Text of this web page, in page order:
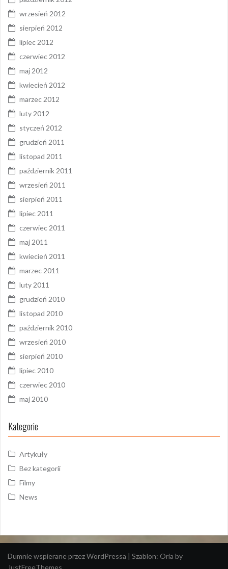
wrzesień 2012
sierpień 2012
lipiec 2012
czerwiec 2012
maj 2012
kwiecień 2012
marzec 2012
luty 2012
styczeń 2012
grudzień 2011
listopad 2011
październik 2011
wrzesień 2011
sierpień 2011
lipiec 2011
czerwiec 2011
maj 2011
kwiecień 2011
marzec 2011
luty 2011
grudzień 2010
listopad 2010
październik 2010
wrzesień 2010
sierpień 2010
lipiec 2010
czerwiec 2010
maj 2010
Kategorie
Artykuły
Bez kategorii
Filmy
News
Dumnie wspierane przez WordPressa | Szablon: Oria by
JustFreeThemes.